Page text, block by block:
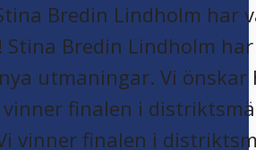
Bredin Lindholm har
vinner finalen i